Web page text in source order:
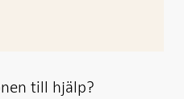
till hjälp?